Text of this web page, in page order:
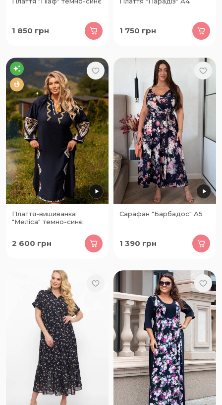
1 850 грн 1 750 грн
Плаття-вишиванка
"Меліса" темно-синє
2 600 грн
Сарафан "Барбадос" А5
1 390 грн